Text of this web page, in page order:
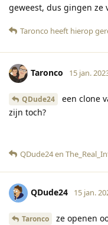
geweest, dus gingen ze
Taronco heeft hierop
Taronco 15 jan.
QDude24
een clone
zijn toch?
QDude24en
QDude24 15 jan.
Taronco
ze openen